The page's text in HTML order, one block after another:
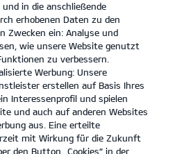
in die anschließende
erhobenen Daten zu den
Zwecken ein: Analyse und
wie unsere Website genutzt
zu verbessern.
Werbung: Unsere
erstellen auf Basis Ihres
Interessenprofil und spielen
und auch auf anderen Websites
aus. Eine erteilte
mit Wirkung für die Zukunft
den Button „Cookies“ in der